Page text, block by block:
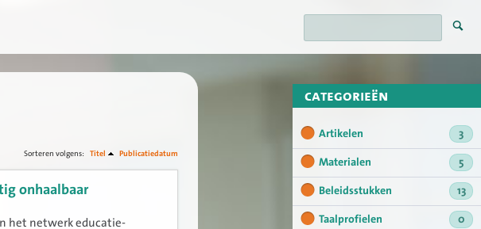
categorieën
Artikelen
3
Materialen
5
Beleidsstukken
13
Taalprofielen
0
Sorteren volgens: Titel Publicatiedatum
onhaalbaar
het netwerk educatie-